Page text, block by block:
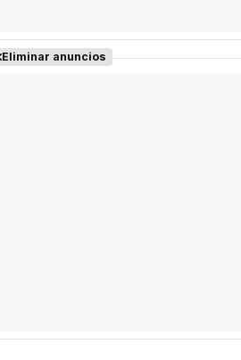
Eliminar anuncios